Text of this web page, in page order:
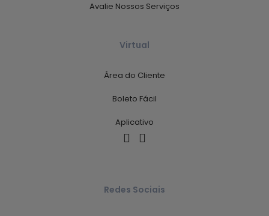
Avalie Nossos Serviços
Virtual
Área do Cliente
Boleto Fácil
Aplicativo
Redes Sociais